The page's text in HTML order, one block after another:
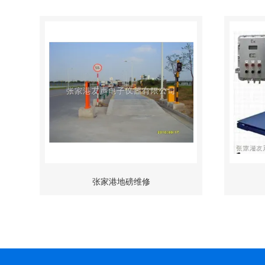
张家港地磅维修